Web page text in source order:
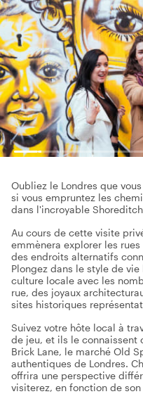
Oubliez le Londres que
si vous empruntez les
dans l'incroyable
Au cours de cette visite
emmènera explorer les
des endroits alternatifs
Plongez dans le style de
culture locale avec les
rue, des joyaux
sites historiques
Suivez votre hôte local à
de jeu, et ils le connaissent
Brick Lane, le marché Old
authentiques de Londres.
offrira une perspective
visiterez, en fonction de